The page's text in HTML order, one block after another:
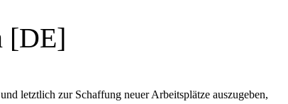
[DE]
letztlich zur Schaffung neuer Arbeitsplätze auszugeben,